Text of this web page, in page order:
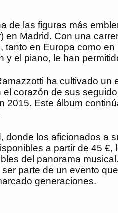
de las figuras más
en Madrid. Con una
tanto en Europa como
y el piano, le han
ha cultivado
el corazón de sus
2015. Este álbum
donde los aficionados a
a partir de 45
del panorama
parte de un evento
generaciones.